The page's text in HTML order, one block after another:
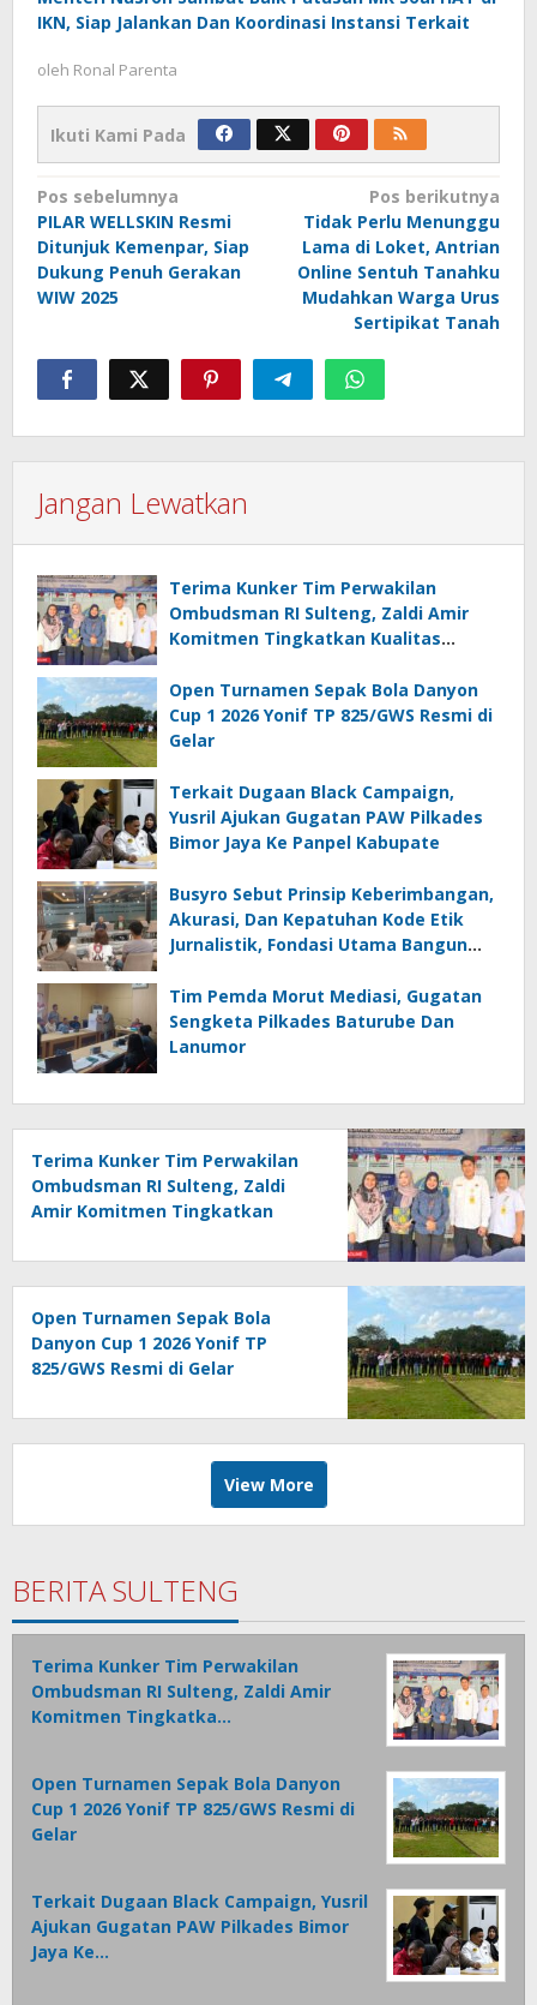
IKN, Siap Jalankan Dan Koordinasi Instansi Terkait
oleh Ronal Parenta
Ikuti Kami Pada
Navigasi
pos
Pos sebelumnya
PILAR WELLSKIN Resmi
Ditunjuk Kemenpar, Siap
Dukung Penuh Gerakan
WIW 2025
Pos berikutnya
Tidak Perlu Menunggu
Lama di Loket, Antrian
Online Sentuh Tanahku
Mudahkan Warga Urus
Sertipikat Tanah
Jangan Lewatkan
Terima Kunker Tim Perwakilan
Ombudsman RI Sulteng, Zaldi Amir
Komitmen Tingkatkan Kualitas
Mal Administrasi
Open Turnamen Sepak Bola Danyon
Cup 1 2026 Yonif TP 825/GWS Resmi di
Gelar
Terkait Dugaan Black Campaign,
Yusril Ajukan Gugatan PAW Pilkades
Bimor Jaya Ke Panpel Kabupate
Busyro Sebut Prinsip Keberimbangan,
Akurasi, Dan Kepatuhan Kode Etik
Jurnalistik, Fondasi Utama Bangun
Tim Pemda Morut Mediasi, Gugatan
Sengketa Pilkades Baturube Dan
Lanumor
Terima Kunker Tim Perwakilan
Ombudsman RI Sulteng, Zaldi
Amir Komitmen Tingkatkan
Akuntabel Bebas Mal
Administrasi
Open Turnamen Sepak Bola
Danyon Cup 1 2026 Yonif TP
825/GWS Resmi di Gelar
View More
BERITA SULTENG
Terima Kunker Tim Perwakilan
Ombudsman RI Sulteng, Zaldi Amir
Komitmen Tingkatka…
Open Turnamen Sepak Bola Danyon
Cup 1 2026 Yonif TP 825/GWS Resmi di
Gelar
Terkait Dugaan Black Campaign, Yusril
Ajukan Gugatan PAW Pilkades Bimor
Jaya Ke…